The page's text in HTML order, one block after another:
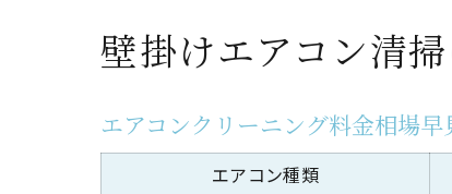
壁掛けエアコン清
エアコンクリーニング料金相場早
エアコン種類